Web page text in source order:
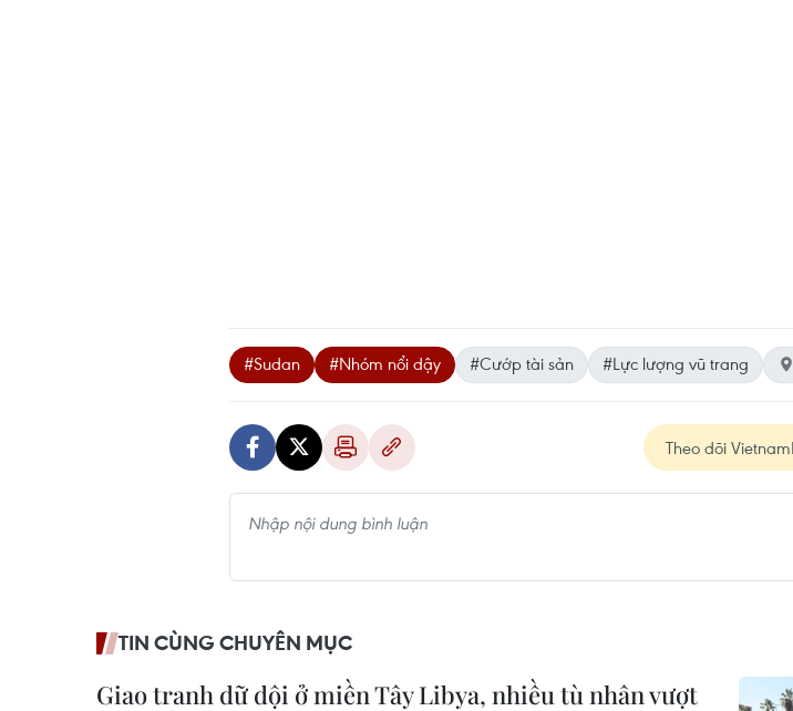
#Sudan #Nhóm nổi dậy #Cướp tài sản #Lực lượng vũ trang
Theo dõi
TIN CÙNG CHUYÊN MỤC
Giao tranh dữ dội ở miền Tây Libya, nhiều tù nhân vượt